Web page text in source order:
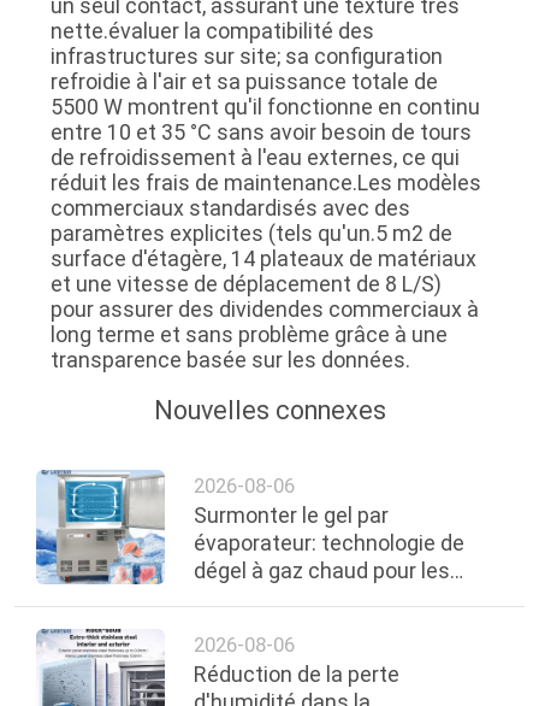
nette.évaluer la compatibilité des
infrastructures sur site; sa configuration
refroidie à l'air et sa puissance totale de
5500 W montrent qu'il fonctionne en continu
entre 10 et 35 °C sans avoir besoin de tours
de refroidissement à l'eau externes, ce qui
réduit les frais de maintenance.Les modèles
commerciaux standardisés avec des
paramètres explicites (tels qu'un.5 m2 de
surface d'étagère, 14 plateaux de matériaux
et une vitesse de déplacement de 8 L/S)
pour assurer des dividendes commerciaux à
long terme et sans problème grâce à une
transparence basée sur les données.
Nouvelles connexes
2026-08-06
Surmonter le gel par
évaporateur: technologie de
dégel à gaz chaud pour les
2026-08-06
Réduction de la perte